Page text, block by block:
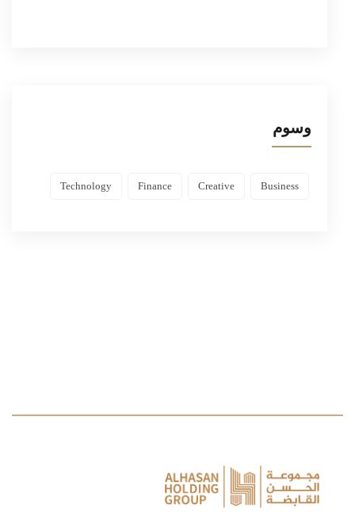
وسوم
Business
Creative
Finance
Technology